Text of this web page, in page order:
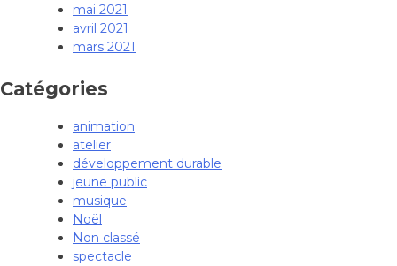
mai 2021
avril 2021
mars 2021
Catégories
animation
atelier
développement durable
jeune public
musique
Noël
Non classé
spectacle